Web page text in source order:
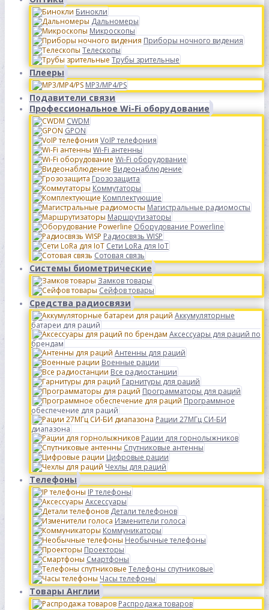
Бинокли
Дальномеры
Микроскопы
Приборы ночного видения
Телескопы
Трубы зрительные
Плееры
MP3/MP4/PS
Подавители связи
Профессиональное Wi-Fi оборудование
CWDM
GPON
VoIP телефония
Wi-Fi антенны
Wi-Fi оборудование
Видеонаблюдение
Грозозащита
Коммутаторы
Комплектующие
Магистральные радиомосты
Маршрутизаторы
Оборудование Powerline
Радиосвязь WISP
Сети LoRa для IoT
Сотовая связь
Системы биометрические
Замков товары
Сейфов товары
Средства радиосвязи
Аккумуляторные
батареи для раций
Аксессуары для раций по
брендам
Антенны для раций
Военные рации
Все радиостанции
Гарнитуры для раций
Программаторы для раций
Программное
обеспечение для раций
Рации 27МГц СИ-БИ
диапазона
Рации для горнолыжников
Спутниковые антенны
Цифровые рации
Чехлы для раций
Телефоны
IP телефоны
Аксессуары
Детали телефонов
Изменители голоса
Коммуникаторы
Необычные телефоны
Проекторы
Смартфоны
Телефоны спутниковые
Часы телефоны
Товары Англии
Распродажа товаров